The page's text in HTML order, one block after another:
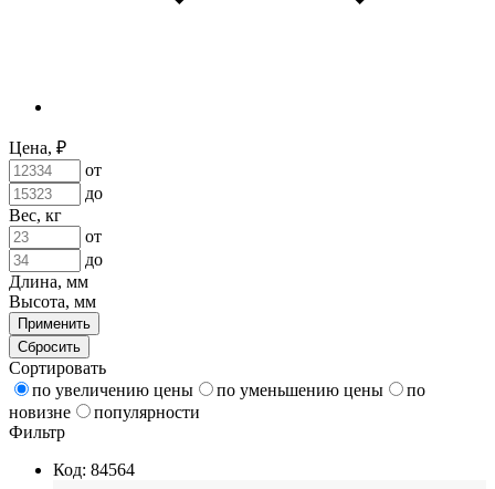
Цена, ₽
от
до
Вес, кг
от
до
Длина, мм
Высота, мм
Применить
Сбросить
Сортировать
по увеличению цены
по уменьшению цены
по
новизне
популярности
Фильтр
Код: 84564